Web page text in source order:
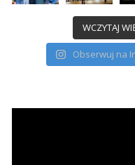
WCZYTAJ
Obserwuj na